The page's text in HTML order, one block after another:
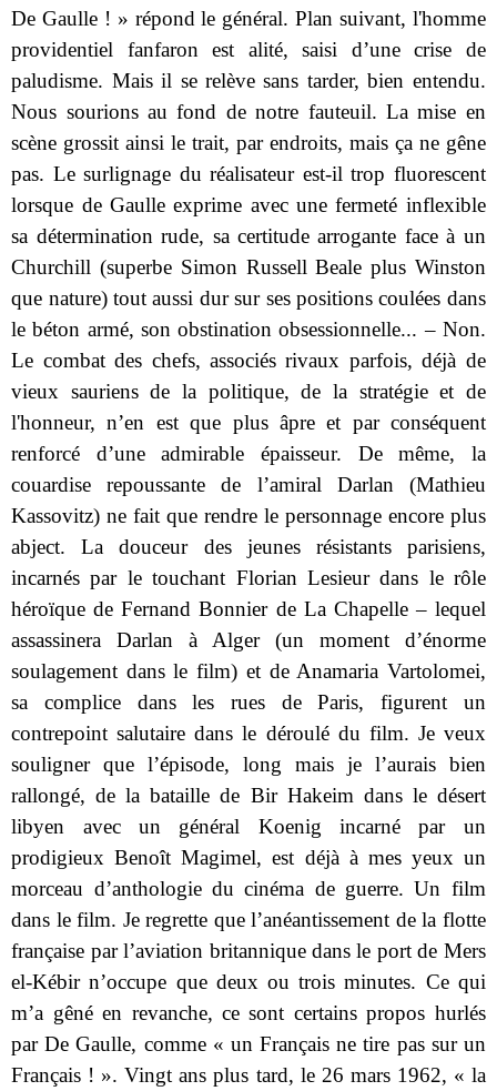
De Gaulle ! » répond le général. Plan suivant, l'homme
providentiel fanfaron est alité, saisi d’une crise de
paludisme. Mais il se relève sans tarder, bien entendu.
Nous sourions au fond de notre fauteuil. La mise en
scène grossit ainsi le trait, par endroits, mais ça ne gêne
pas. Le surlignage du réalisateur est-il trop fluorescent
lorsque de Gaulle exprime avec une fermeté inflexible
sa détermination rude, sa certitude arrogante face à un
Churchill (superbe Simon Russell Beale plus Winston
que nature) tout aussi dur sur ses positions coulées dans
le béton armé, son obstination obsessionnelle... – Non.
Le combat des chefs, associés rivaux parfois, déjà de
vieux sauriens de la politique, de la stratégie et de
l'honneur, n’en est que plus âpre et par conséquent
renforcé d’une admirable épaisseur. De même, la
couardise repoussante de l’amiral Darlan (Mathieu
Kassovitz) ne fait que rendre le personnage encore plus
abject. La douceur des jeunes résistants parisiens,
incarnés par le touchant Florian Lesieur dans le rôle
héroïque de Fernand Bonnier de La Chapelle – lequel
assassinera Darlan à Alger (un moment d’énorme
soulagement dans le film) et de Anamaria Vartolomei,
sa complice dans les rues de Paris, figurent un
contrepoint salutaire dans le déroulé du film. Je veux
souligner que l’épisode, long mais je l’aurais bien
rallongé, de la bataille de Bir Hakeim dans le désert
libyen avec un général Koenig incarné par un
prodigieux Benoît Magimel, est déjà à mes yeux un
morceau d’anthologie du cinéma de guerre. Un film
dans le film. Je regrette que l’anéantissement de la flotte
française par l’aviation britannique dans le port de Mers
el-Kébir n’occupe que deux ou trois minutes. Ce qui
m’a gêné en revanche, ce sont certains propos hurlés
par De Gaulle, comme « un Français ne tire pas sur un
Français ! ». Vingt ans plus tard, le 26 mars 1962, « la